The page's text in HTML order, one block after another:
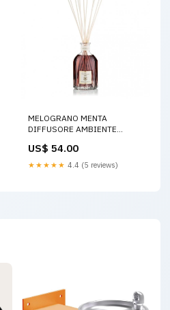
MELOGRANO MENTA
DIFFUSORE AMBIENTE
US$ 54.00
★★★★★ 4.4 (5 reviews)